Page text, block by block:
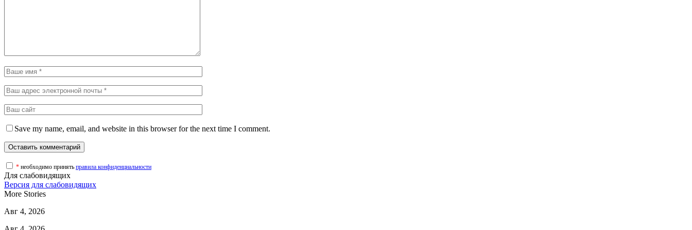
Save my name, email, and website in this browser for the next time I comment.
* необходимо принять правила конфиденциальности
Для слабовидящих
Версия для слабовидящих
More Stories
Авг 4, 2026